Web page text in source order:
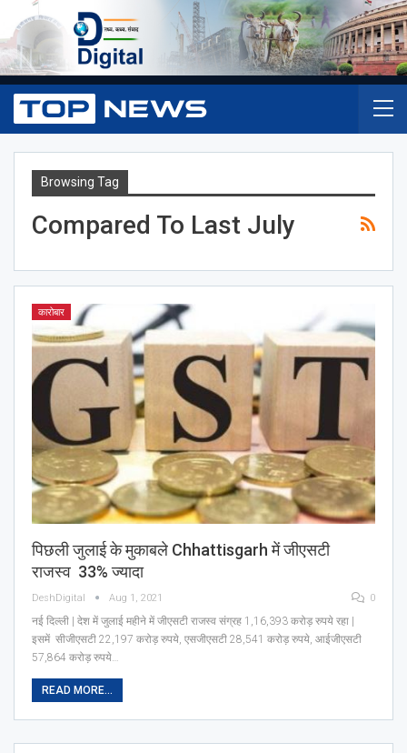
Browsing Tag
Compared To Last July
कारोबार
पिछली जुलाई के मुकाबले Chhattisgarh में जीएसटी
राजस्‍व 33% ज्यादा
DeshDigital Aug 1, 2021 0
नई दिल्ली | देश में जुलाई महीने में जीएसटी राजस्व संग्रह 1,16,393 करोड़ रुपये रहा |
इसमें सीजीएसटी 22,197 करोड़ रुपये, एसजीएसटी 28,541 करोड़ रुपये, आईजीएसटी
57,864 करोड़ रुपये…
READ MORE...